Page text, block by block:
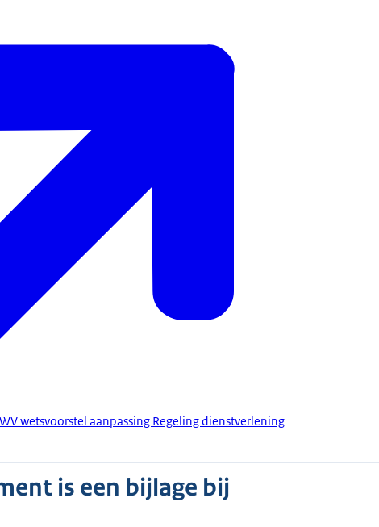
wetsvoorstel aanpassing Regeling dienstverlening
is een bijlage bij